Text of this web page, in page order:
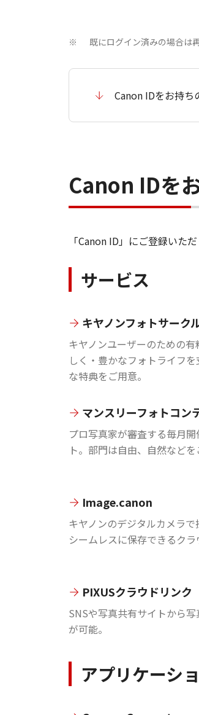
※ 既にログイン済みの場合は
Canon IDをお持ち
Canon IDを
「Canon ID」にご登録いた
サービス
キヤノンフォトサーク
キヤノンユーザーのための
しく・豊かなフォトライフ
な特典をご用意。
マンスリーフォトコン
プロ写真家が審査する毎月
ト。部門は自由、自然などを
Image.canon
キヤノンのデジタルカメラ
シームレスに保存できるクラ
PIXUSクラウドリンク
SNSや写真共有サイトから
が可能。
アプリケーシ